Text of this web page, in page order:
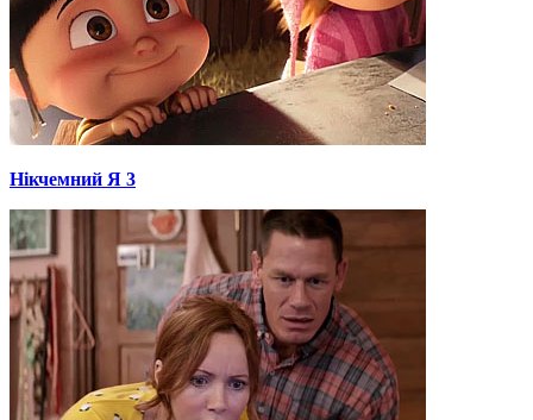
Нікчемний Я 3